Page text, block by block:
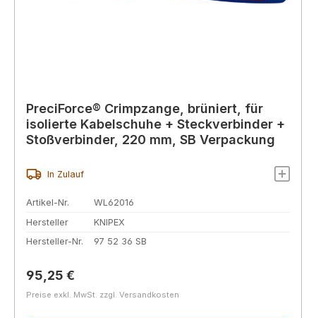
PreciForce® Crimpzange, brüniert, für
isolierte Kabelschuhe + Steckverbinder +
Stoßverbinder, 220 mm, SB Verpackung
In Zulauf
Artikel-Nr.
WL62016
Hersteller
KNIPEX
Hersteller-Nr.
97 52 36 SB
Regulärer Preis:
95,25 €
Preise exkl. MwSt. zzgl. Versandkosten